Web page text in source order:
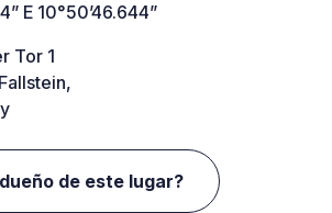
E 10°50’46.644”
Tor 1
de este lugar?